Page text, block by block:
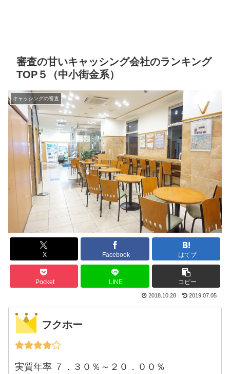
審査の甘いキャッシング会社のランキング
TOP５（中小街金系）
キャッシングの審査
X Facebook はてブ
Pocket LINE コピー
2018.10.28 2019.07.05
フクホー
実質年率 ７．３０％～２０．００％